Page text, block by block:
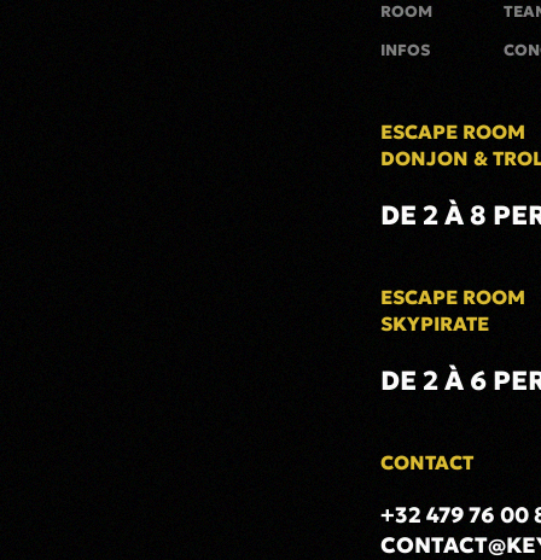
ROOM
INFOS
ESCAPE ROOM
DONJON &
DE 2 À 8
ESCAPE ROOM
SKYPIRATE
DE 2 À 6
CONTACT
+32 479 76 00